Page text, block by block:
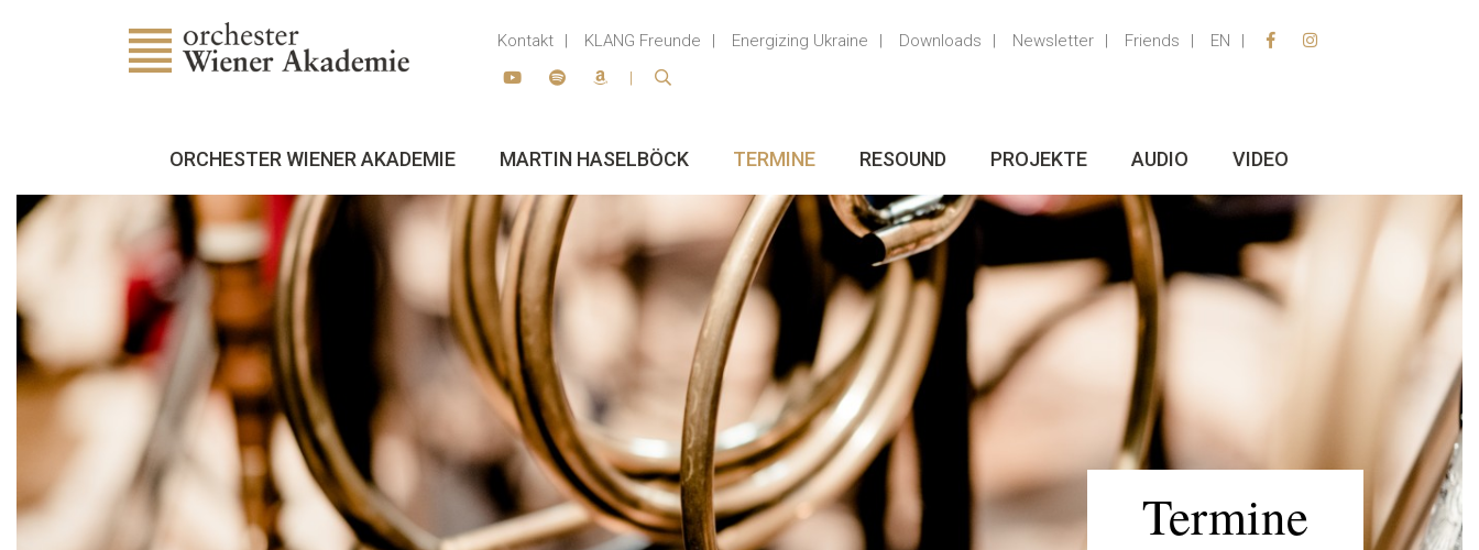
Kontakt KLANG Freunde Energizing Ukraine Downloads Newsletter Friends EN
ORCHESTER WIENER AKADEMIE MARTIN HASELBÖCK TERMINE RESOUND PROJEKTE AUDIO VIDEO
Termine